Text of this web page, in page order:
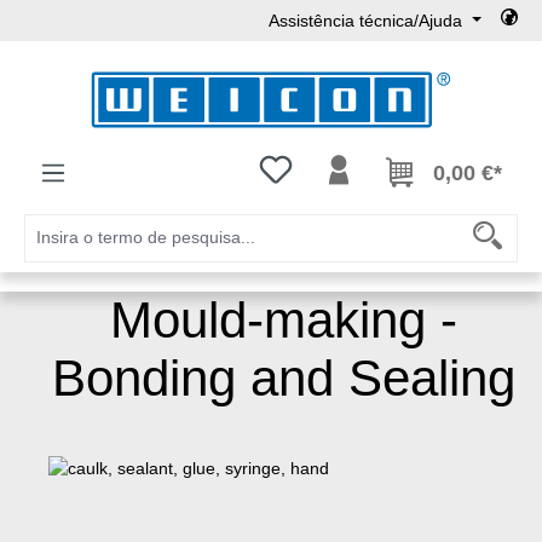
Assistência técnica/Ajuda
Tem 0 itens da lista de desejos
0,00 €*
Mould-making -
Bonding and Sealing